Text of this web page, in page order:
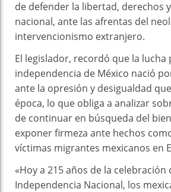
de defender la libertad, derechos
nacional, ante las afrentas del
intervencionismo extranjero.
El legislador, recordó que la lucha
independencia de México nació
ante la opresión y desigualdad
época, lo que obliga a analizar
de continuar en búsqueda del
exponer firmeza ante hechos
víctimas migrantes mexicanos en
«Hoy a 215 años de la celebración
Independencia Nacional, los